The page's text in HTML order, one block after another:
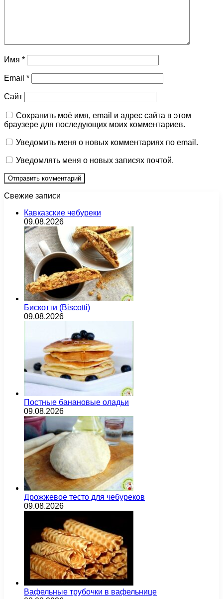
Имя *
Email *
Сайт
Сохранить моё имя, email и адрес сайта в этом
браузере для последующих моих комментариев.
Уведомить меня о новых комментариях по email.
Уведомлять меня о новых записях почтой.
Свежие записи
Кавказские чебуреки
09.08.2026
Бискотти (Biscotti)
09.08.2026
Постные банановые оладьи
09.08.2026
Дрожжевое тесто для чебуреков
09.08.2026
Вафельные трубочки в вафельнице